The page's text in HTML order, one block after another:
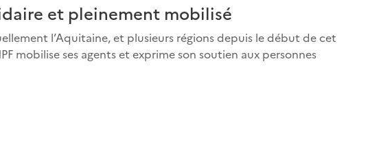
et pleinement mobilisé
l’Aquitaine, et plusieurs régions depuis le début de cet
mobilise ses agents et exprime son soutien aux personnes